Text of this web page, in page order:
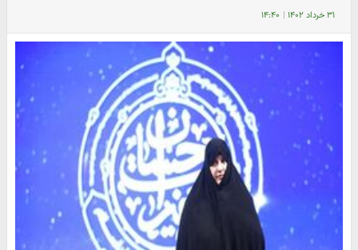
۳۱ خرداد ۱۴۰۲ | ۱۴:۴۰